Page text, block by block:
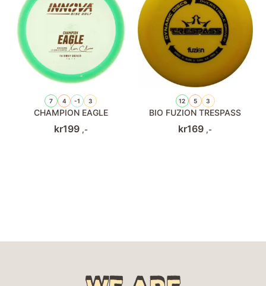
7 4 -1 3
CHAMPION EAGLE
kr199 ,-
12 5 3
BIO FUZION TRESPASS
kr169 ,-